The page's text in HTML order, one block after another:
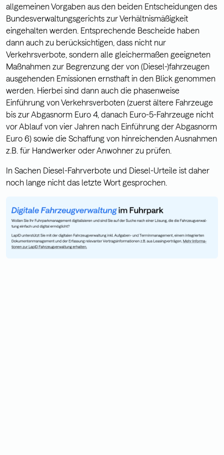
allgemeinen Vorgaben aus den beiden Entscheidungen des
Bundesverwaltungsgerichts zur Verhältnismäßigkeit
eingehalten werden. Entsprechende Bescheide haben
dann auch zu berücksichtigen, dass nicht nur
Verkehrsverbote, sondern alle gleichermaßen geeigneten
Maßnahmen zur Begrenzung der von (Diesel-)fahrzeugen
ausgehenden Emissionen ernsthaft in den Blick genommen
werden. Hierbei sind dann auch die phasenweise
Einführung von Verkehrsverboten (zuerst ältere Fahrzeuge
bis zur Abgasnorm Euro 4, danach Euro-5-Fahrzeuge nicht
vor Ablauf von vier Jahren nach Einführung der Abgasnorm
Euro 6) sowie die Schaffung von hinreichenden Ausnahmen
z.B. für Handwerker oder Anwohner zu prüfen.
In Sachen Diesel-Fahrverbote und Diesel-Urteile ist daher
noch lange nicht das letzte Wort gesprochen.